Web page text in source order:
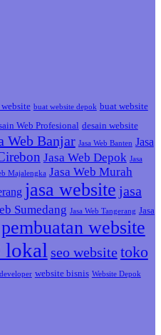
buat website depok buat website
Web Profesional desain website
Web Banjar Jasa Web Banten Jasa
Jasa Web Depok Jasa
Majalengka Jasa Web Murah
jasa website jasa
Sumedang Jasa Web Tangerang Jasa
pembuatan website
lokal seo website toko
website bisnis Website Depok